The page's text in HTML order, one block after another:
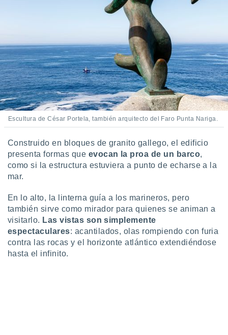
traten tus
en
interés
a lo que
Para
su
u
momento
en
en
de
Escultura de César Portela, también arquitecto del Faro Punta Nariga.
Construido en bloques de granito gallego, el edificio
presenta formas que evocan la proa de un barco,
como si la estructura estuviera a punto de echarse a la
mar.
En lo alto, la linterna guía a los marineros, pero
también sirve como mirador para quienes se animan a
visitarlo. Las vistas son simplemente
espectaculares: acantilados, olas rompiendo con furia
contra las rocas y el horizonte atlántico extendiéndose
hasta el infinito.